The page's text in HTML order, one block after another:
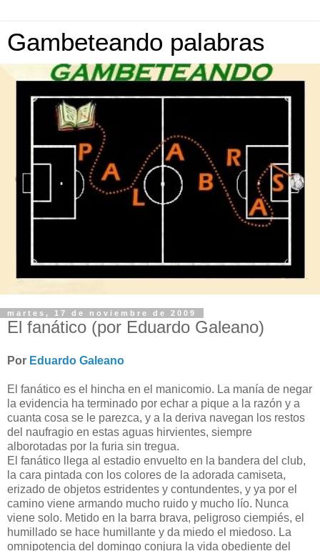
Gambeteando palabras
martes, 17 de noviembre de 2009
El fanático (por Eduardo Galeano)
Por Eduardo Galeano
El fanático es el hincha en el manicomio. La manía de negar
la evidencia ha terminado por echar a pique a la razón y a
cuanta cosa se le parezca, y a la deriva navegan los restos
del naufragio en estas aguas hirvientes, siempre
alborotadas por la furia sin tregua.
El fanático llega al estadio envuelto en la bandera del club,
la cara pintada con los colores de la adorada camiseta,
erizado de objetos estridentes y contundentes, y ya por el
camino viene armando mucho ruido y mucho lío. Nunca
viene solo. Metido en la barra brava, peligroso ciempiés, el
humillado se hace humillante y da miedo el miedoso. La
omnipotencia del domingo conjura la vida obediente del